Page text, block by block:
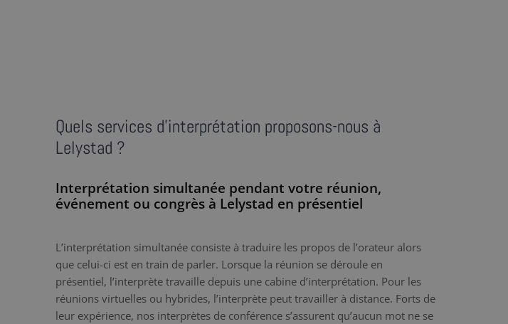
Quels services d’interprétation proposons-nous à
Lelystad ?
Interprétation simultanée pendant votre réunion,
événement ou congrès à Lelystad en présentiel
L’interprétation simultanée consiste à traduire les propos de l’orateur alors
que celui-ci est en train de parler. Lorsque la réunion se déroule en
présentiel, l’interprète travaille depuis une cabine d’interprétation. Pour les
réunions virtuelles ou hybrides, l’interprète peut travailler à distance. Forts de
leur expérience, nos interprètes de conférence s’assurent qu’aucun mot ne se